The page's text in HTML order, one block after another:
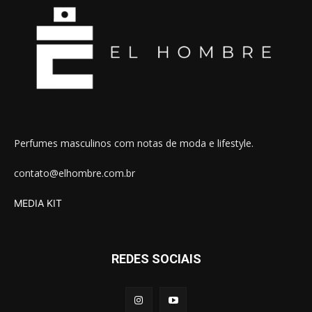
Perfumes masculinos com notas de moda e lifestyle.
contato@elhombre.com.br
MEDIA KIT
REDES SOCIAIS